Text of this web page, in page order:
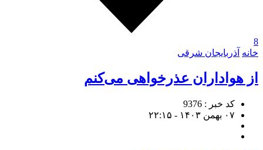
8
خانه آذربایجان شرقی
از هواداران عذرخواهی می‌کنم
کد خبر : 9376
۰۷ بهمن ۱۴۰۳ - ۲۲:۱۵